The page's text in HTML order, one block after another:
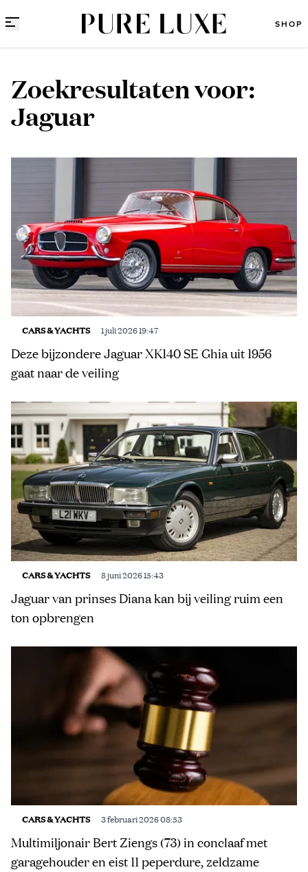
SHOP
Zoekresultaten voor:
Jaguar
CARS & YACHTS 1 juli 2026 19:47
Deze bijzondere Jaguar XK140 SE Ghia uit 1956
gaat naar de veiling
CARS & YACHTS 8 juni 2026 15:43
Jaguar van prinses Diana kan bij veiling ruim een
ton opbrengen
CARS & YACHTS 3 februari 2026 08:53
Multimiljonair Bert Ziengs (73) in conclaaf met
garagehouder en eist 11 peperdure, zeldzame